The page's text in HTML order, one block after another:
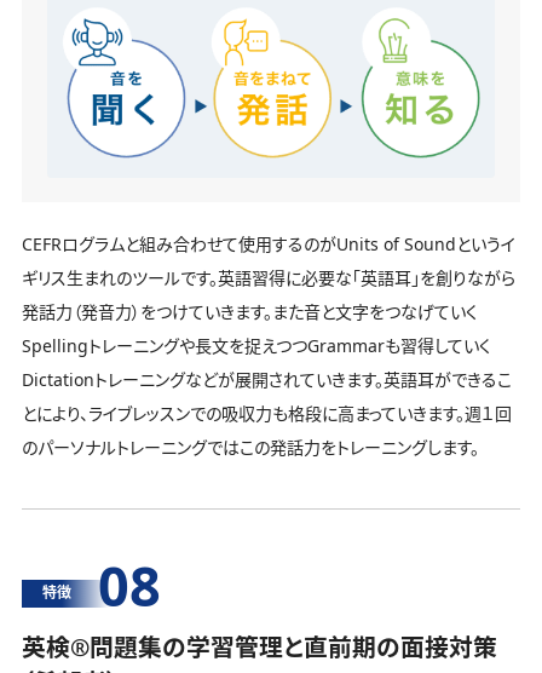
CEFRログラムと組み合わせて使用するのがUnits of Soundというイ
ギリス生まれのツールです。英語習得に必要な「英語耳」を創りながら
発話力（発音力）をつけていきます。また音と文字をつなげていく
Spellingトレーニングや長文を捉えつつGrammarも習得していく
Dictationトレーニングなどが展開されていきます。英語耳ができるこ
とにより、ライブレッスンでの吸収力も格段に高まっていきます。週１回
のパーソナルトレーニングではこの発話力をトレーニングします。
特徴 08
英検®️問題集の学習管理と直前期の面接対策